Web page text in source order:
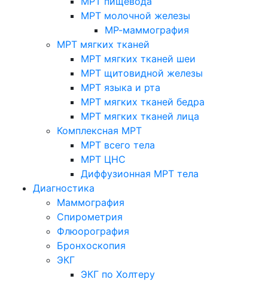
МРТ молочной железы
МР-маммография
МРТ мягких тканей
МРТ мягких тканей шеи
МРТ щитовидной железы
МРТ языка и рта
МРТ мягких тканей бедра
МРТ мягких тканей лица
Комплексная МРТ
МРТ всего тела
МРТ ЦНС
Диффузионная МРТ тела
Диагностика
Маммография
Спирометрия
Флюорография
Бронхоскопия
ЭКГ
ЭКГ по Холтеру